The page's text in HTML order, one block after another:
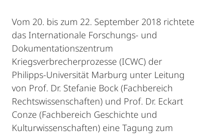
Vom 20. bis zum 22. September 2018 richtete
das Internationale Forschungs- und
Dokumentationszentrum
Kriegsverbrecherprozesse (ICWC) der
Philipps-Universität Marburg unter Leitung
von Prof. Dr. Stefanie Bock (Fachbereich
Rechtswissenschaften) und Prof. Dr. Eckart
Conze (Fachbereich Geschichte und
Kulturwissenschaften) eine Tagung zum